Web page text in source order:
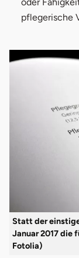
pflegerische
Statt der
Januar 2017 die
Fotolia)